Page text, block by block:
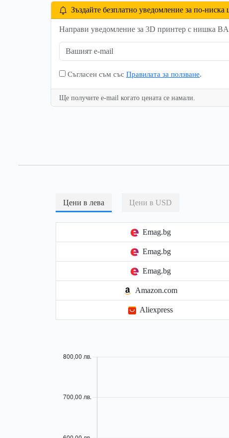
Зъздайте безплатно уведомление за по-ниска
Направи уведомление за 3D принтер с нишка
Съгласен съм със Правилата за ползване.
Ще получите e-mail когато цената се намали.
Цени в лева Цени в USD
Emag.bg
Emag.bg
Emag.bg
Amazon.com
Aliexpress